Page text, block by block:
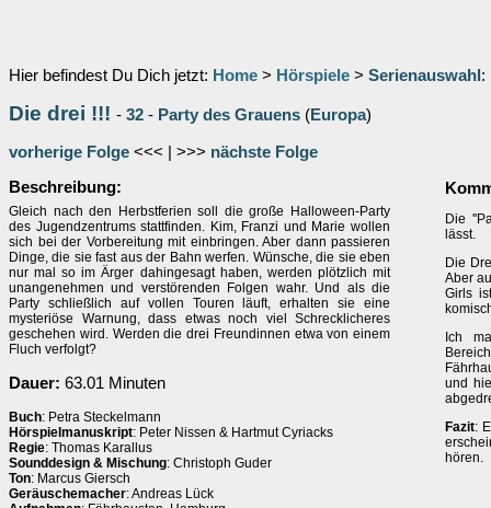
Hier befindest Du Dich jetzt: Home > Hörspiele > Serienauswahl :
Die drei !!! - 32 - Party des Grauens (Europa)
vorherige Folge <<< | >>> nächste Folge
Beschreibung:
Gleich nach den Herbstferien soll die große Halloween-Party
des Jugendzentrums stattfinden. Kim, Franzi und Marie wollen
sich bei der Vorbereitung mit einbringen. Aber dann passieren
Dinge, die sie fast aus der Bahn werfen. Wünsche, die sie eben
nur mal so im Ärger dahingesagt haben, werden plötzlich mit
unangenehmen und verstörenden Folgen wahr. Und als die
Party schließlich auf vollen Touren läuft, erhalten sie eine
mysteriöse Warnung, dass etwas noch viel Schrecklicheres
geschehen wird. Werden die drei Freundinnen etwa von einem
Fluch verfolgt?
Dauer: 63.01 Minuten
Buch: Petra Steckelmann
Hörspielmanuskript: Peter Nissen & Hartmut Cyriacks
Regie: Thomas Karallus
Sounddesign & Mischung: Christoph Guder
Ton: Marcus Giersch
Geräuschemacher: Andreas Lück
Die
lässt.
Die
Aber
Girls
Ich
und
Fazit:
hören.